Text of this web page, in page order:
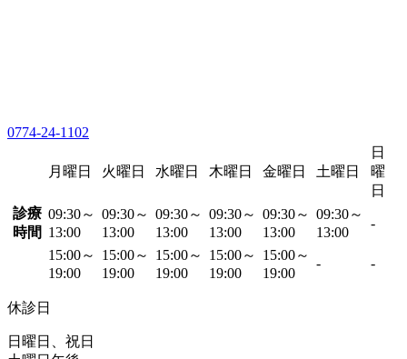
0774-24-1102
月曜日 火曜日 水曜日 木曜日 金曜日 土曜日
日
曜
日
診療
時間
09:30～
13:00
09:30～
13:00
09:30～
13:00
09:30～
13:00
09:30～
13:00
09:30～
13:00
-
15:00～
19:00
15:00～
19:00
15:00～
19:00
15:00～
19:00
15:00～
19:00
- -
休診日
日曜日、祝日